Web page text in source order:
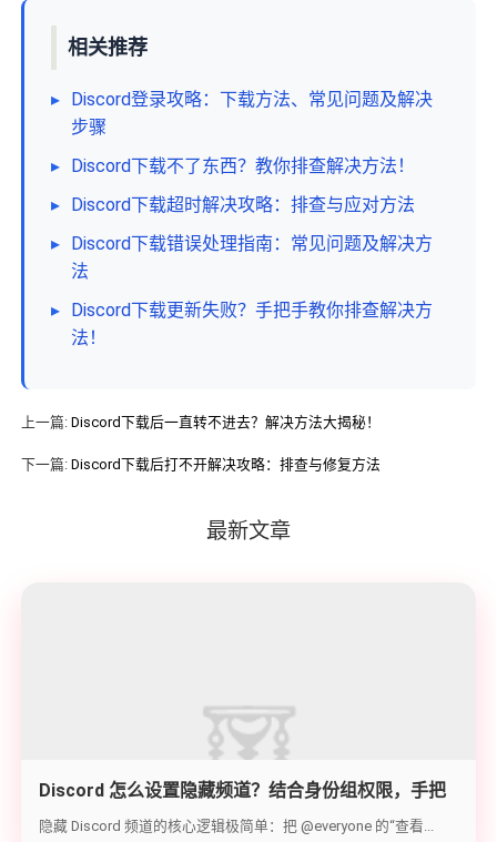
相关推荐
▸ Discord登录攻略：下载方法、常见问题及解决
步骤
▸ Discord下载不了东西？教你排查解决方法！
▸ Discord下载超时解决攻略：排查与应对方法
▸ Discord下载错误处理指南：常见问题及解决方
法
▸ Discord下载更新失败？手把手教你排查解决方
法！
上一篇: Discord下载后一直转不进去？解决方法大揭秘！
下一篇: Discord下载后打不开解决攻略：排查与修复方法
最新文章
Discord 怎么设置隐藏频道？结合身份组权限，手把
手教你打造 100% 私密的专属频道
隐藏 Discord 频道的核心逻辑极简单：把 @everyone 的“查看...